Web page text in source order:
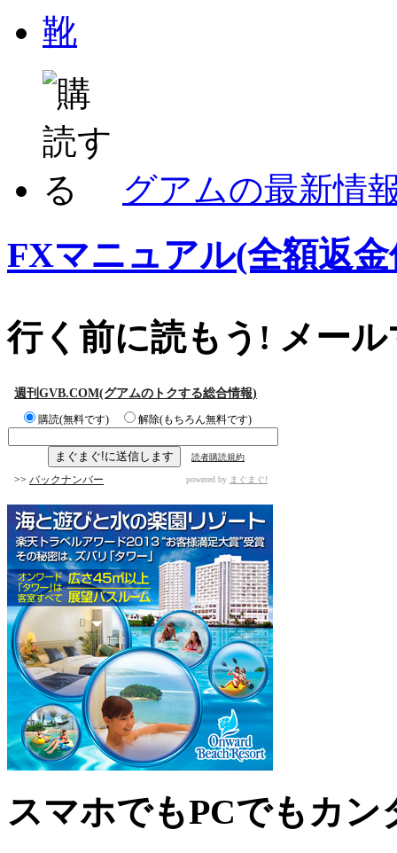
靴
グアムの最新情
FXマニュアル(全額返金
行く前に読もう! メー
週刊GVB.COM(グアムのトクする総合情報)
購読(無料です) 解除(もちろん無料です)
読者購読規約
>> バックナンバー powered by まぐまぐ!
スマホでもPCでもカ